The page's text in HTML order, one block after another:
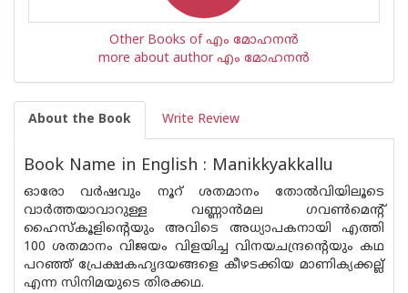
Other Books of എം മോഹനന്‍
more about author എം മോഹനന്‍
About the Book Write Review
Book Name in English : Manikkyakkallu
ഓരോ വര്‍ഷവും നൂറ് ശതമാനം തോല്‍വിയിലൂടെ
വാര്‍ത്തയാവാറുള്ള വണ്ണാന്‍മല ഗവണ്‍മെന്റ്
ഹൈസ്‌കൂളിന്റെയും അവിടെ അധ്യാപകനായി എത്തി
100 ശതമാനം വിജയം വിളയിച്ച വിനയചന്ദ്രന്റെയും കഥ
പറഞ്ഞ് പ്രേക്ഷകഹൃദയങ്ങളെ കീഴടക്കിയ മാണിക്യക്കല്ല്
എന്ന സിനിമയുടെ തിരക്കഥ.